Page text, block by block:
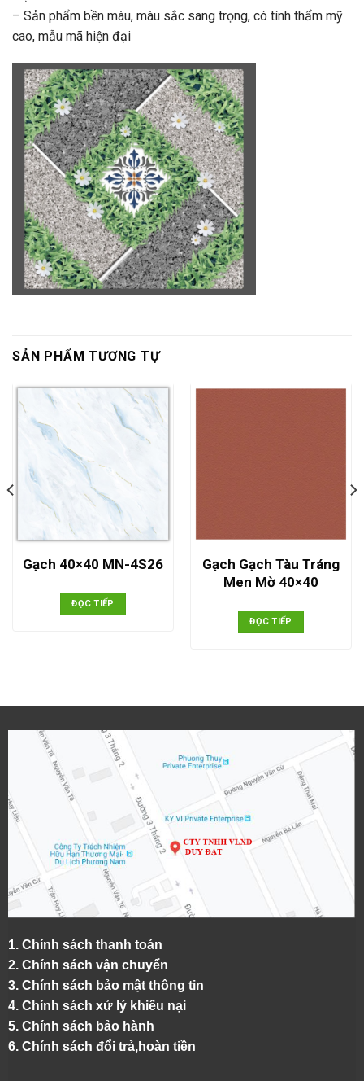
– Sản phẩm bền màu, màu sắc sang trọng, có tính thẩm mỹ
cao, mẫu mã hiện đại
SẢN PHẨM TƯƠNG TỰ
Gạch 40×40 MN-4S26
ĐỌC TIẾP
Gạch Gạch Tàu Tráng
Men Mờ 40×40
ĐỌC TIẾP
1. Chính sách thanh toán
2. Chính sách vận chuyển
3. Chính sách bảo mật thông tin
4. Chính sách xử lý khiếu nại
5. Chính sách bảo hành
6. Chính sách đổi trả,hoàn tiền